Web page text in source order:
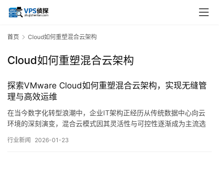
首页 Cloud如何重塑混合云架构
Cloud如何重塑混合云架构
探索VMware Cloud如何重塑混合云架构，实现无缝管
理与高效运维
在当今数字化转型浪潮中，企业IT架构正经历从传统数据中心向云
环境的深刻演变，混合云模式因其灵活性与可控性逐渐成为主流选
的构建与运维方式，本文将深入探讨VMwareCloud如何通过技术整
行业新闻 2026-01-23